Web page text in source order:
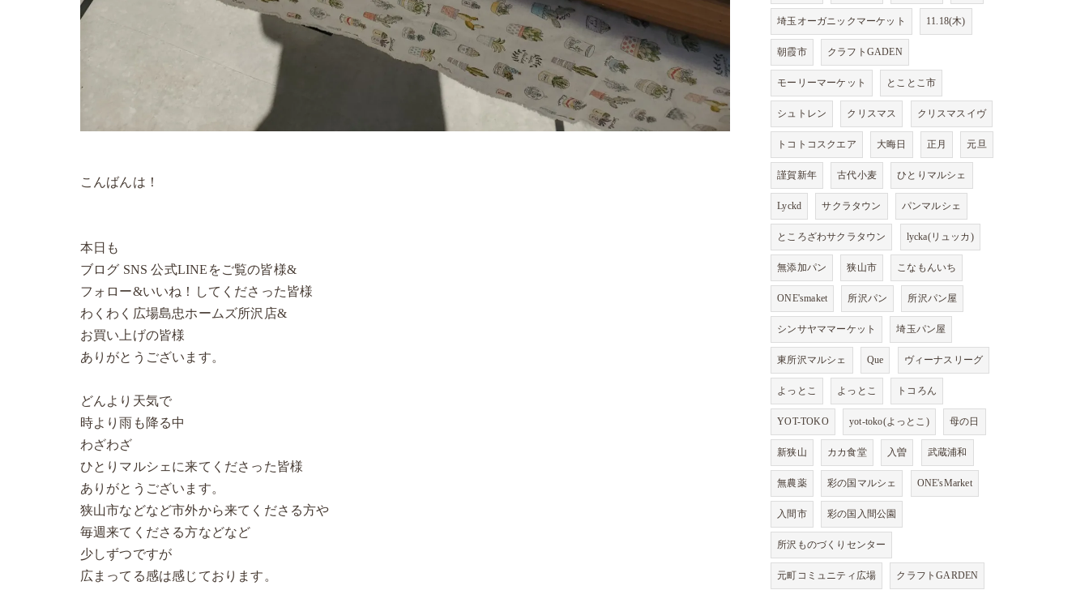
こんばんは！
本日も
ブログ SNS 公式LINEをご覧の皆様&
フォロー&いいね！してくださった皆様
わくわく広場島忠ホームズ所沢店&
お買い上げの皆様
ありがとうございます。
どんより天気で
時より雨も降る中
わざわざ
ひとりマルシェに来てくださった皆様
ありがとうございます。
狭山市などなど市外から来てくださる方や
毎週来てくださる方などなど
少しずつですが
広まってる感は感じております。
埼玉オーガニックマーケット 11.18(木)
朝霞市 クラフトGADEN
モーリーマーケット とことこ市
シュトレン クリスマス クリスマスイヴ
トコトコスクエア 大晦日 正月 元旦
謹賀新年 古代小麦 ひとりマルシェ
Lyckd サクラタウン パンマルシェ
ところざわサクラタウン lycka(リュッカ)
無添加パン 狭山市 こなもんいち
ONE'smaket 所沢パン 所沢パン屋
シンサヤママーケット 埼玉パン屋
東所沢マルシェ Que ヴィーナスリーグ
よっとこ よっとこ トコろん
YOT-TOKO yot-toko(よっとこ) 母の日
新狭山 カカ食堂 入曽 武蔵浦和
無農薬 彩の国マルシェ ONE'sMarket
入間市 彩の国入間公園
所沢ものづくりセンター
元町コミュニティ広場 クラフトGARDEN